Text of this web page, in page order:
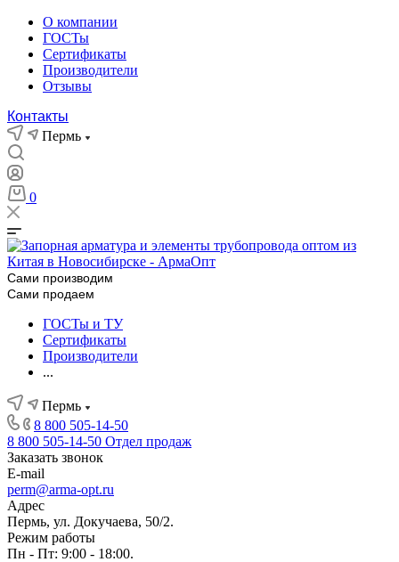
О компании
ГОСТы
Сертификаты
Производители
Отзывы
Контакты
Пермь
0
Сами производим
Сами продаем
ГОСТы и ТУ
Сертификаты
Производители
...
Пермь
8 800 505-14-50
8 800 505-14-50 Отдел продаж
Заказать звонок
E-mail
perm@arma-opt.ru
Адрес
Пермь, ул. Докучаева, 50/2.
Режим работы
Пн - Пт: 9:00 - 18:00.